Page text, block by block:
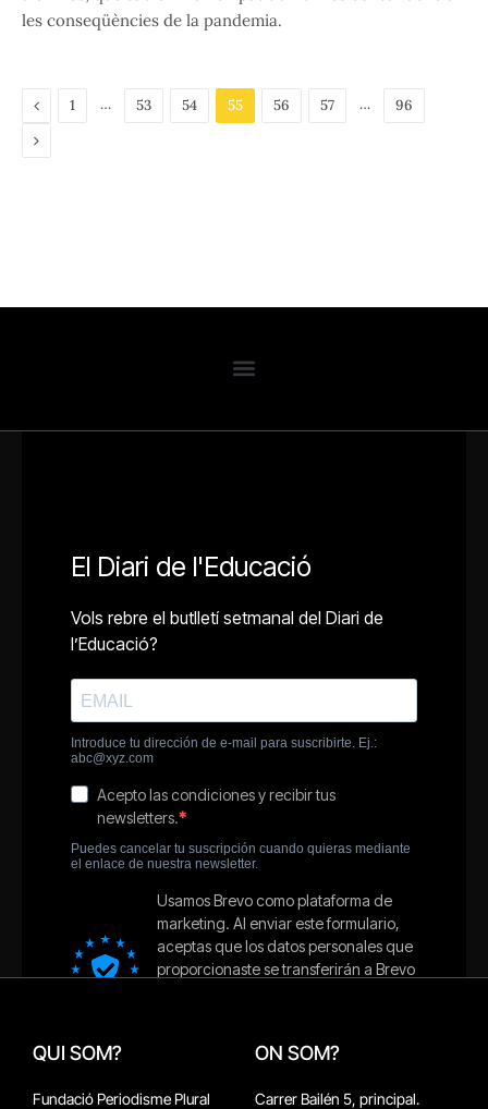
les conseqüències de la pandemia.
Previous
1 … 53 54 55 56 57 … 96
Next
QUI SOM?
Fundació Periodisme Plural
ON SOM?
Carrer Bailén 5, principal.